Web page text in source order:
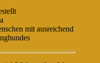
mit ausreichend